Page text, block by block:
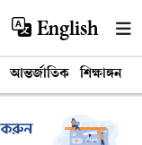
English
আন্তর্জাতিক শিক্ষাঙ্গন